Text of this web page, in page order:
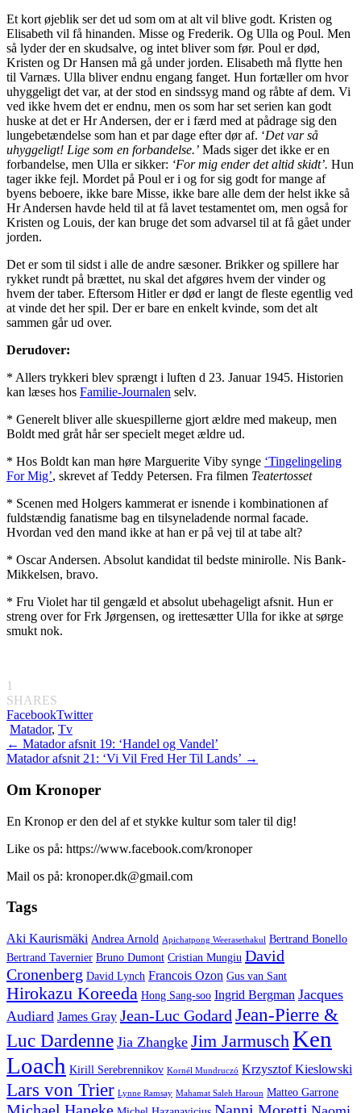
Et kort øjeblik ser det ud som om at alt vil blive godt. Kristen og
Elisabeth vil få hinanden. Misse og Frederik. Og Ulla og Poul. Men
så lyder der en skudsalve, og intet bliver som før. Poul er død,
Kristen og Dr Hansen må gå under jorden. Elisabeth må flytte hen
til Varnæs. Ulla bliver endnu engang fanget. Hun fortæller om hvor
uhyggeligt det var, at der stod en sindssyg mand og råbte af dem. Vi
ved ikke hvem det er endnu, men os som har set serien kan godt
huske at det er Hr Andersen, der er i færd med at pådrage sig den
lungebetændelse som han et par dage efter dør af. ‘Det var så
uhyggeligt! Lige som en forbandelse.’ Mads siger det ikke er en
forbandelse, men Ulla er sikker: ‘For mig ender det altid skidt’. Hun
tager ikke fejl. Mordet på Poul er i og for sig godt for mange af
byens beboere, ikke bare Misse, ikke bare alle dem der helst ikke så
Hr Andersen havde held til at få lavet testamentet om, men også for
Kristen og Louis, der kan bruge det som advarsel til at få gået under
jorden.
Det er som til sidst i alle de andre sæsoner. Brikker og spillere har
rykket rundt på brættet, nu skal det afgøres hvem der vinder og
hvem der taber. Eftersom Hitler er død er langt de fleste egentlig ved
at vinde det her spil. Der er bare en enkelt kvinde, som det alt
sammen går ud over.
Derudover:
* Allers trykkeri blev sprængt i luften d 23. Januar 1945. Historien
kan læses hos Familie-Journalen selv.
* Generelt bliver alle skuespillerne gjort ældre med makeup, men
Boldt med gråt hår ser specielt meget ældre ud.
* Hos Boldt kan man høre Marguerite Viby synge ‘Tingelingeling
For Mig’, skrevet af Teddy Petersen. Fra filmen Teatertosset
* Scenen med Holgers kammerat er isnende i kombinationen af
fuldstændig fanatisme bag en tilsyneladende normal facade.
Hvordan ved den mand ikke at han er på vej til at tabe alt?
* Oscar Andersen. Absolut kandidat til bedste minirolle. Nis Bank-
Mikkelsen, bravo.
* Fru Violet har til gengæld et absolut ubehageligt afsnit. Hun er
streng over for Frk Jørgensen, og irettesætter Ulla for ikke at sørge
smukt nok.
1
SHARES
FacebookTwitter
Matador, Tv
Indlægsnavigation
← Matador afsnit 19: ‘Handel og Vandel’
Matador afsnit 21: ‘Vi Vil Fred Her Til Lands’ →
Om Kronoper
En Kronop er den del af et stykke kultur som taler til dig!
Like os på: https://www.facebook.com/kronoper
Mail os på: kronoper.dk@gmail.com
Tags
Aki Kaurismäki Andrea Arnold Apichatpong Weerasethakul Bertrand Bonello
Bertrand Tavernier Bruno Dumont Cristian Mungiu David
Cronenberg David Lynch Francois Ozon Gus van Sant
Hirokazu Koreeda Hong Sang-soo Ingrid Bergman Jacques
Audiard James Gray Jean-Luc Godard Jean-Pierre &
Luc Dardenne Jia Zhangke Jim JarmuschKen
Loach Kirill Serebrennikov Kornél Mundruczó Krzysztof Kieslowski
Lars von Trier Lynne Ramsay Mahamat Saleh Haroun Matteo Garrone